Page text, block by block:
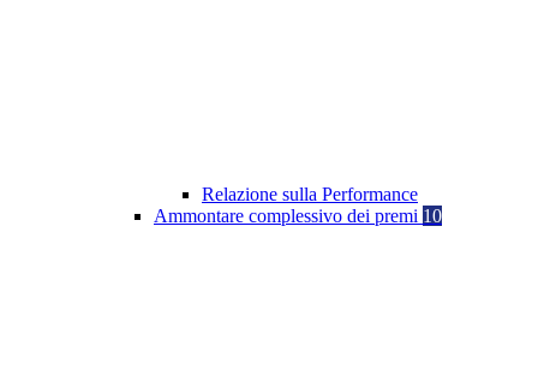
Relazione sulla Performance
Ammontare complessivo dei premi 10